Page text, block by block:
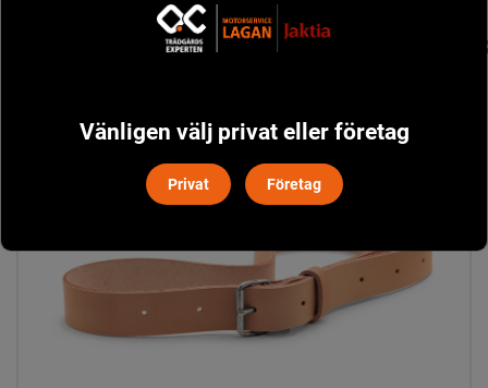
Vänligen välj privat eller företag
Privat Företag